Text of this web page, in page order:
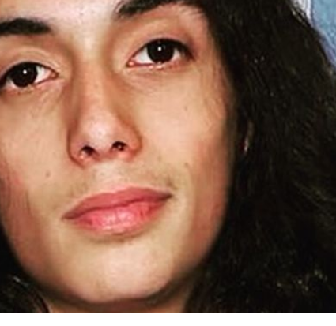
Familie & Liebe
Promiflash Exklusiv
Alle Themen auf Promiflash
Jobs
App runterladen
Team
Redaktionelle Richtlinien
Impressum
Datenschutzerklärung